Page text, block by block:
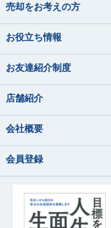
売却をお考えの方
お役立ち情報
お友達紹介制度
店舗紹介
会社概要
会員登録